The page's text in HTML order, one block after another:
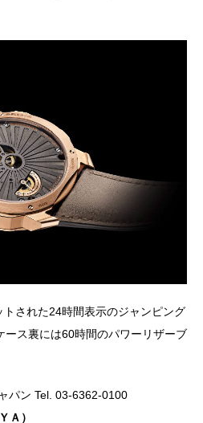
トされた24時間表示のジャンピング
ース裏には60時間のパワーリザーブ
パン Tel. 03-6362-0100
Ａ）